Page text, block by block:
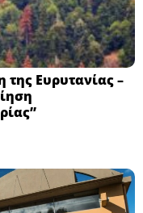
Ευρυτανίας –